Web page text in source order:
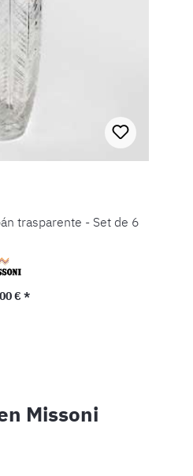
trasparente - Set de 6
normal:
€ *
Missoni